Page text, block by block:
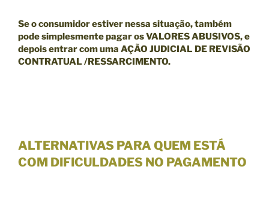
Se o consumidor estiver nessa situação, também
pode simplesmente pagar os VALORES ABUSIVOS, e
depois entrar com uma AÇÃO JUDICIAL DE REVISÃO
CONTRATUAL /RESSARCIMENTO.
ALTERNATIVAS PARA QUEM ESTÁ
COM DIFICULDADES NO PAGAMENTO